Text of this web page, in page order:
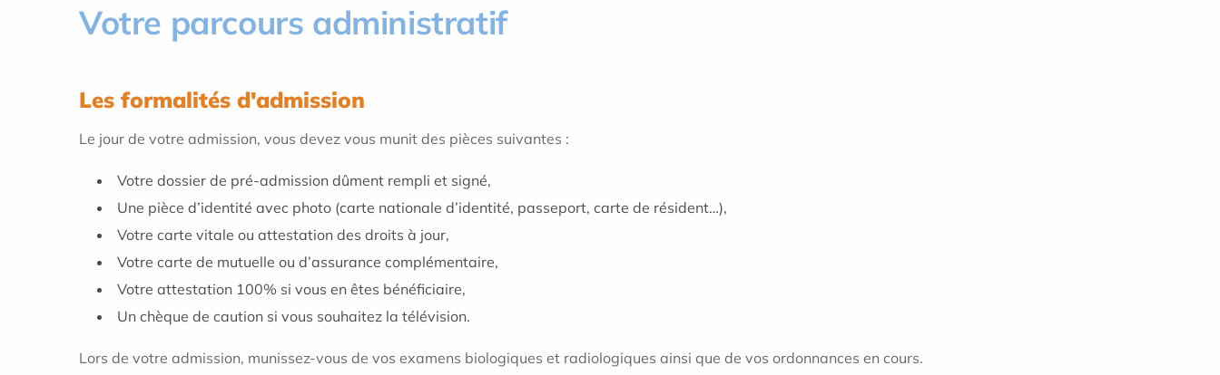
Votre parcours administratif
Les formalités d'admission
Le jour de votre admission, vous devez vous munit des pièces suivantes :
Votre dossier de pré-admission dûment rempli et signé,
Une pièce d’identité avec photo (carte nationale d’identité, passeport, carte de résident…),
Votre carte vitale ou attestation des droits à jour,
Votre carte de mutuelle ou d’assurance complémentaire,
Votre attestation 100% si vous en êtes bénéficiaire,
Un chèque de caution si vous souhaitez la télévision.
Lors de votre admission, munissez-vous de vos examens biologiques et radiologiques ainsi que de vos ordonnances en cours.